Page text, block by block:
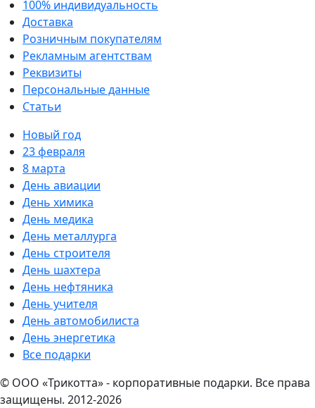
100% индивидуальность
Доставка
Розничным покупателям
Рекламным агентствам
Реквизиты
Персональные данные
Статьи
Новый год
23 февраля
8 марта
День авиации
День химика
День медика
День металлурга
День строителя
День шахтера
День нефтяника
День учителя
День автомобилиста
День энергетика
Все подарки
© ООО «Трикотта» - корпоративные подарки. Все права
защищены. 2012-2026